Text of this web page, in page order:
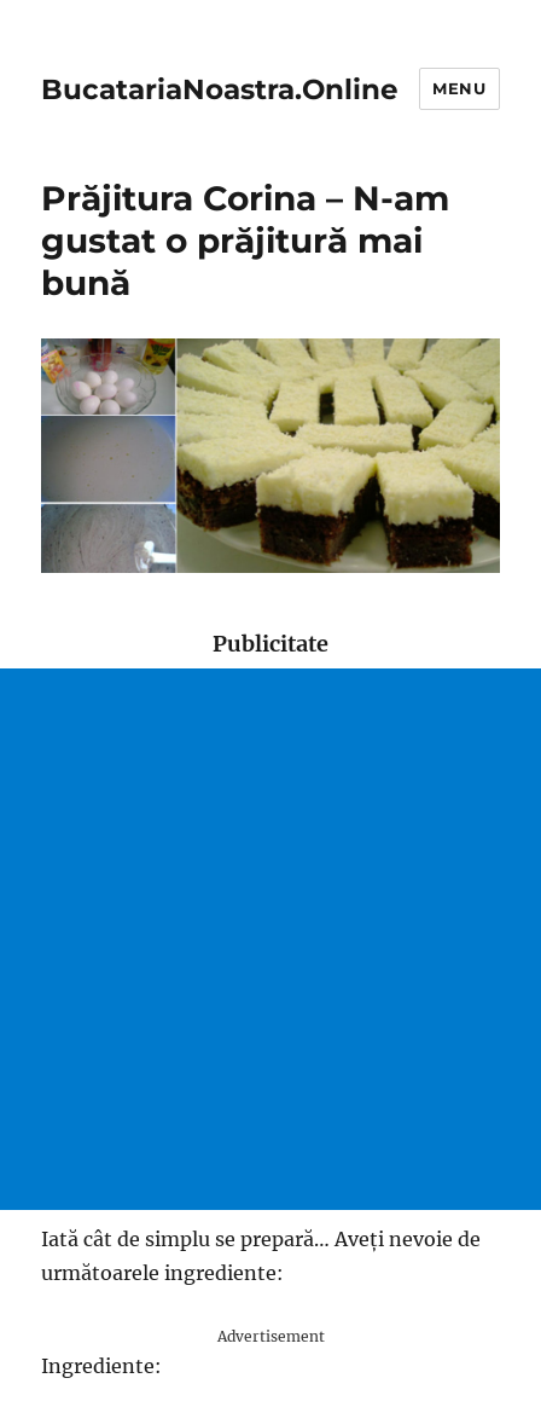
BucatariaNoastra.Online MENU
Prăjitura Corina – N-am
gustat o prăjitură mai
bună
Publicitate
Iată cât de simplu se prepară… Aveți nevoie de
următoarele ingrediente:
Advertisement
Ingrediente: